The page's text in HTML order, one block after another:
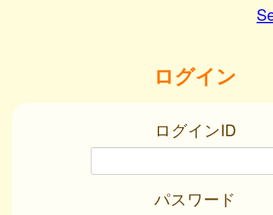
ログイン
ログインID
パスワード